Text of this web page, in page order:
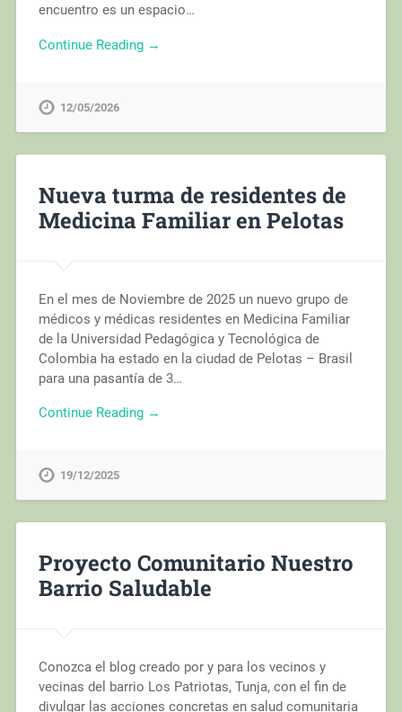
encuentro es un espacio…
Continue Reading →
12/05/2026
Nueva turma de residentes de
Medicina Familiar en Pelotas
En el mes de Noviembre de 2025 un nuevo grupo de
médicos y médicas residentes en Medicina Familiar
de la Universidad Pedagógica y Tecnológica de
Colombia ha estado en la ciudad de Pelotas – Brasil
para una pasantía de 3…
Continue Reading →
19/12/2025
Proyecto Comunitario Nuestro
Barrio Saludable
Conozca el blog creado por y para los vecinos y
vecinas del barrio Los Patriotas, Tunja, con el fin de
divulgar las acciones concretas en salud comunitaria